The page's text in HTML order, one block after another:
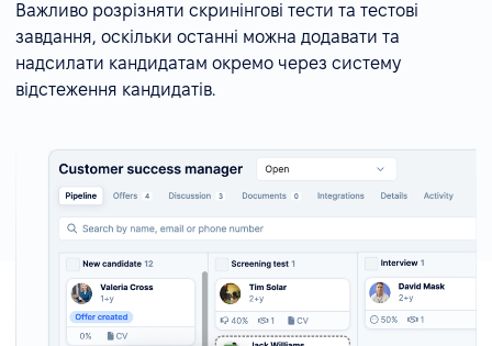
Важливо розрізняти скринінгові тести та тестові
завдання, оскільки останні можна додавати та
надсилати кандидатам окремо через систему
відстеження кандидатів.